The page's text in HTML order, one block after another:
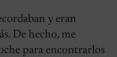
y eran
De hecho, me
para encontrarlos